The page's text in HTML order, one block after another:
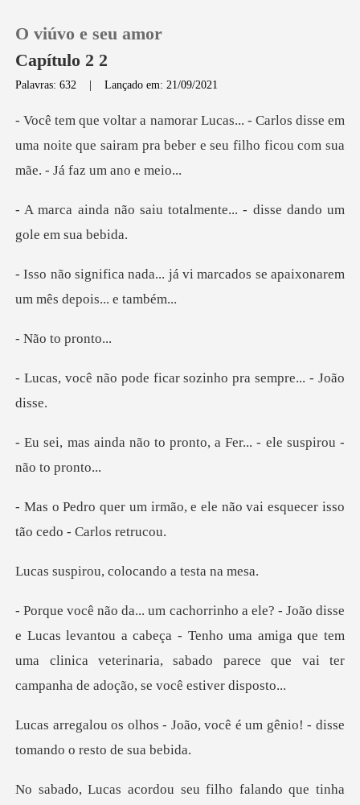
0
Loja
Histórico
Baixar App
O viúvo e seu amor
Capítulo 2 2
Palavras: 632 |Lançado em: 21/09/2021
s disse em
uma noite que sairam pra beber e seu
totalmente... - disse dan
já vi marcados se apaixonarem
to pro
e ficar sozinho pra s
o pronto, a Fer... - ele
e ele não vai esquecer isso
, colocando a
vantou a cabeça - Tenho uma amiga que tem
uma clinica veterinaria, sa
ão, você é um gênio! - disse